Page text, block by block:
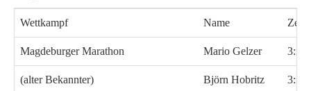
Wettkampf Name Zeit
Magdeburger Marathon Mario Gelzer
(alter Bekannter) Björn Hobritz